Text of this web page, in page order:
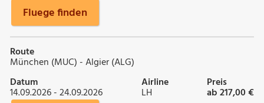
Fluege finden
Route
München (MUC) - Algier (ALG)
Datum
14.09.2026 - 24.09.2026
Airline
LH
Preis
ab 217,00 €